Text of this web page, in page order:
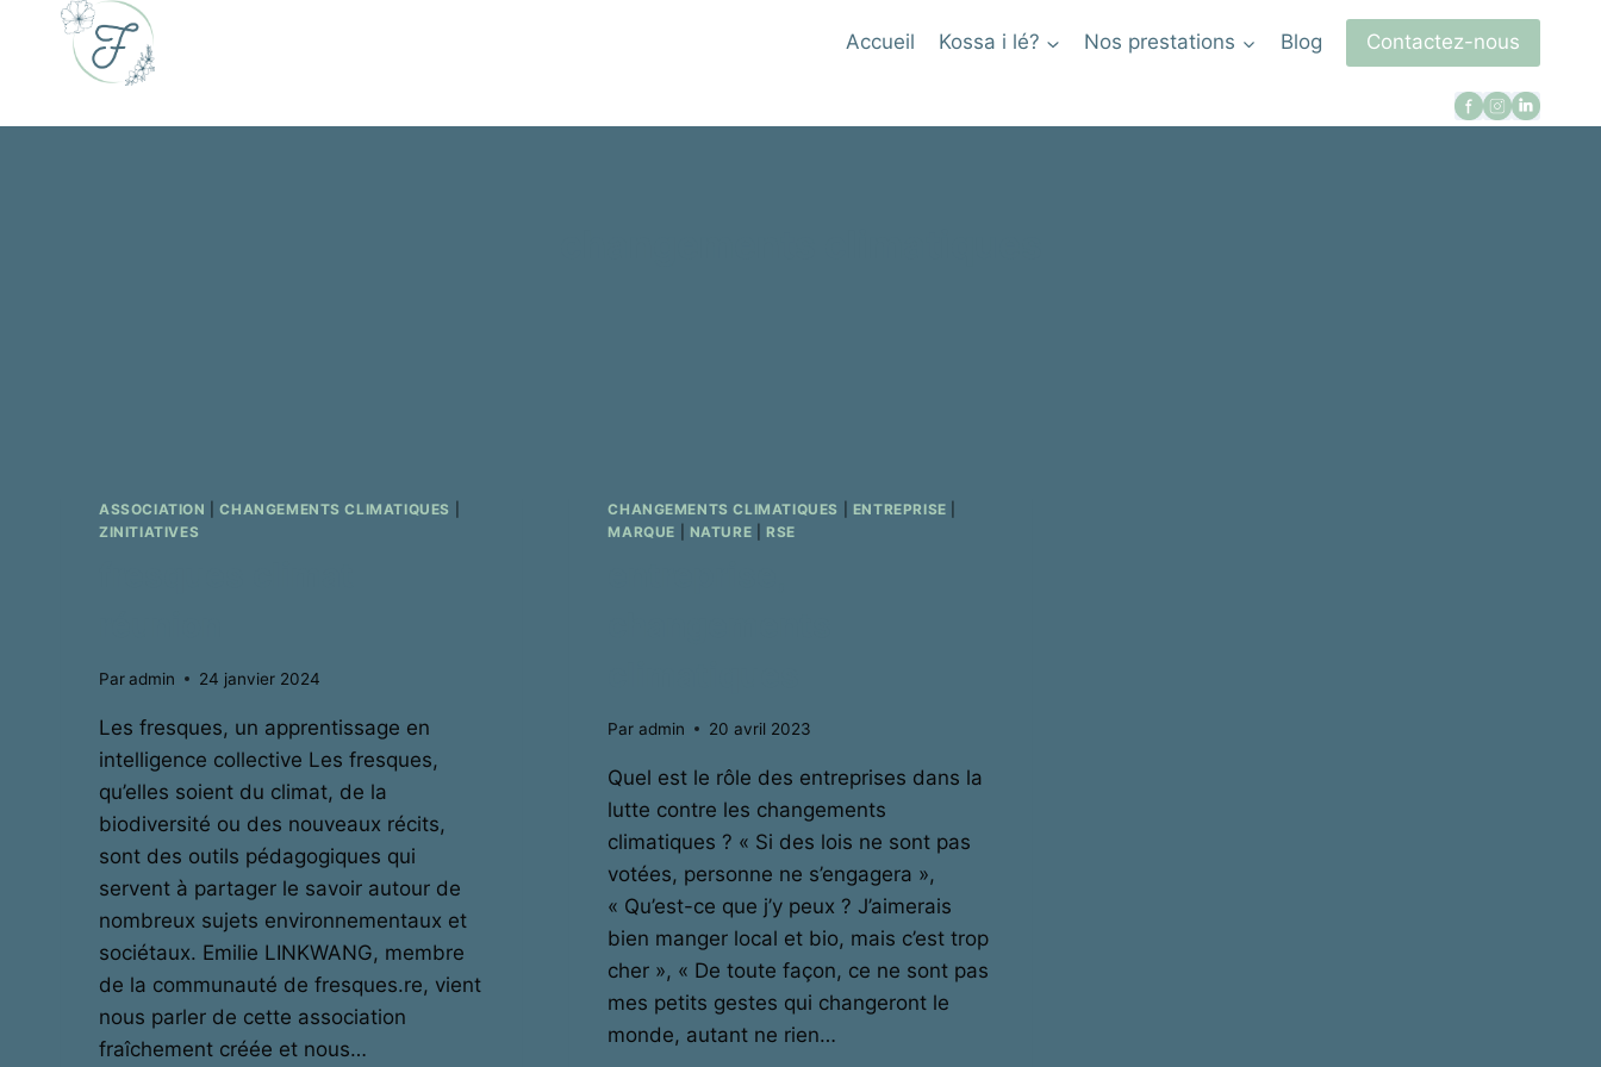
Accueil Kossa i lé? Nos prestations Blog Contactez-nous
ASSOCIATION |CHANGEMENTS CLIMATIQUES
ZINITIATIVES
Paradmin 24 janvier 2024
Les fresques, un apprentissage en
intelligence collective Les fresques,
qu’elles soient du climat, de la
biodiversité ou des nouveaux récits,
sont des outils pédagogiques qui
servent à partager le savoir autour de
nombreux sujets environnementaux et
sociétaux. Emilie LINKWANG, membre
de la communauté de fresques.re, vient
nous parler de cette association
fraîchement créée et nous…
CHANGEMENTS CLIMATIQUES ENTREPRISE
MARQUE
NATURE RSE
Par admin 20 avril 2023
Quel est le rôle des entreprises dans la
lutte contre les changements
climatiques ? « Si des lois ne sont pas
votées, personne ne s’engagera »,
« Qu’est-ce que j’y peux ? J’aimerais
bien manger local et bio, mais c’est trop
cher », « De toute façon, ce ne sont pas
mes petits gestes qui changeront le
monde, autant ne rien…